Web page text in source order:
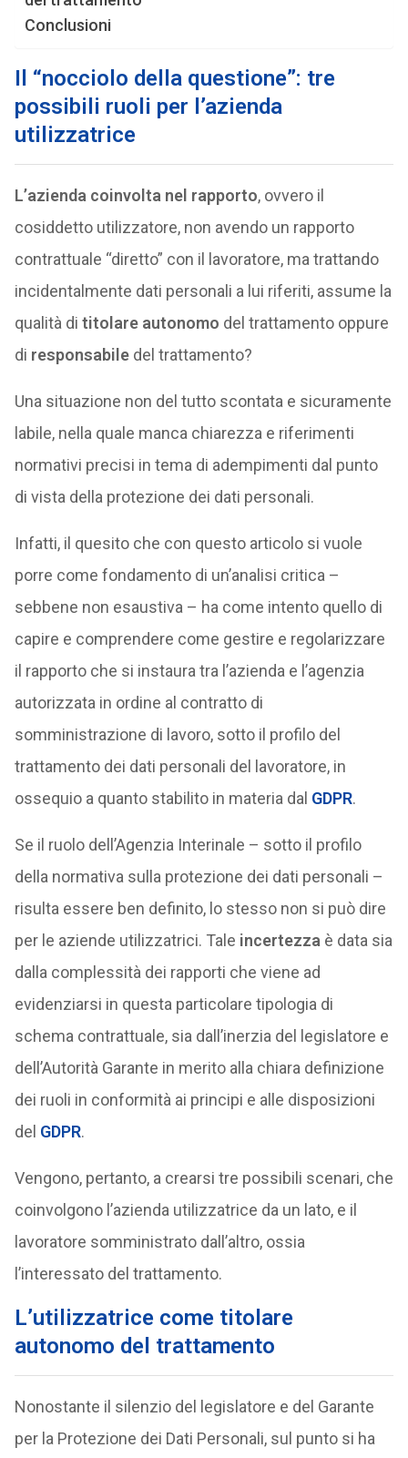
Conclusioni
Il “nocciolo della questione”: tre
possibili ruoli per l’azienda
utilizzatrice
L’azienda coinvolta nel rapporto, ovvero il
cosiddetto utilizzatore, non avendo un rapporto
contrattuale “diretto” con il lavoratore, ma trattando
incidentalmente dati personali a lui riferiti, assume la
qualità di titolare autonomo del trattamento oppure
di responsabiledel trattamento?
Una situazione non del tutto scontata e sicuramente
labile, nella quale manca chiarezza e riferimenti
normativi precisi in tema di adempimenti dal punto
di vista della protezione dei dati personali.
Infatti, il quesito che con questo articolo si vuole
porre come fondamento di un’analisi critica –
sebbene non esaustiva – ha come intento quello di
capire e comprendere come gestire e regolarizzare
il rapporto che si instaura tra l’azienda e l’agenzia
autorizzata in ordine al contratto di
somministrazione di lavoro, sotto il profilo del
trattamento dei dati personali del lavoratore, in
ossequio a quanto stabilito in materia dal GDPR.
Se il ruolo dell’Agenzia Interinale – sotto il profilo
della normativa sulla protezione dei dati personali –
risulta essere ben definito, lo stesso non si può dire
per le aziende utilizzatrici. Tale incertezza è data sia
dalla complessità dei rapporti che viene ad
evidenziarsi in questa particolare tipologia di
schema contrattuale, sia dall’inerzia del legislatore e
dell’Autorità Garante in merito alla chiara definizione
dei ruoli in conformità ai principi e alle disposizioni
del GDPR.
Vengono, pertanto, a crearsi tre possibili scenari, che
coinvolgono l’azienda utilizzatrice da un lato, e il
lavoratore somministrato dall’altro, ossia
l’interessato del trattamento.
L’utilizzatrice come titolare
autonomo del trattamento
Nonostante il silenzio del legislatore e del Garante
per la Protezione dei Dati Personali, sul punto si ha